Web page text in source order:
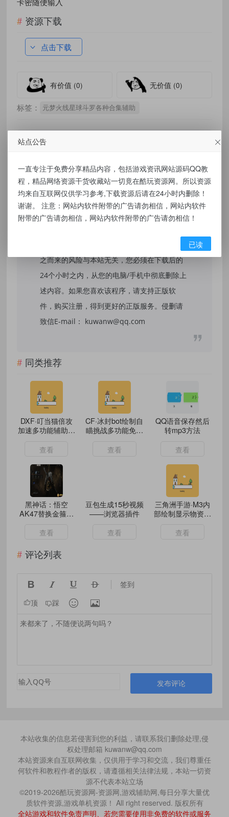
资源下载
点击下载
有价值 (0) 无价值 (0)
标签： 元梦火线星球斗罗各种合集辅助
本站提供的资源，都来自网络，版权争议与本
站无关，所有内容及软件的文章仅限用于学习
和研究目的。不得将上述内容用于商业或者非
之而来的风险与本站无关，您必须在下载后的
24个小时之内，从您的电脑/手机中彻底删除上
述内容。如果您喜欢该程序，请支持正版软
件，购买注册，得到更好的正版服务。侵删请
致信E-mail： kuwanw@qq.com
同类推荐
DXF·叮当猫倍攻
加速多功能辅助免
查看
CF·冰封bot绘制自
瞄挑战多功能免费
查看
QQ语音保存然后
转mp3方法
查看
黑神话：悟空
AK47替换金箍棒
查看
豆包生成15秒视频
——浏览器插件
查看
三角洲手游·M3内
部绘制显示物资破
查看
评论列表
    签到
顶 踩  
发布评论
本站收集的信息若侵害到您的利益，请联系我们删除处理,侵
权处理邮箱 kuwanw@qq.com
本站资源来自互联网收集，仅供用于学习和交流，我们尊重任
何软件和教程作者的版权，请遵循相关法律法规，本站一切资
源不代表本站立场
©2019-2026酷玩资源网-资源网,游戏辅助网,每日分享大量优
质软件资源,游戏单机资源！ All right reserved. 版权所有
全站游戏和软件免责声明、若您需要使用非免费的软件或服务
站点公告
一直专注于免费分享精品内容，包括游戏资讯网站源码QQ教
程，精品网络资源干货收藏站一切竟在酷玩资源网。所以资源
均来自互联网仅供学习参考,下载资源后请在24小时内删除！
谢谢。 注意：网站内软件附带的广告请勿相信，网站内软件
附带的广告请勿相信，网站内软件附带的广告请勿相信！
已读